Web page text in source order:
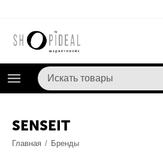
SENSEIT
Главная / Бренды